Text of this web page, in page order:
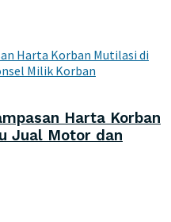
Harta Korban
Jual Motor dan